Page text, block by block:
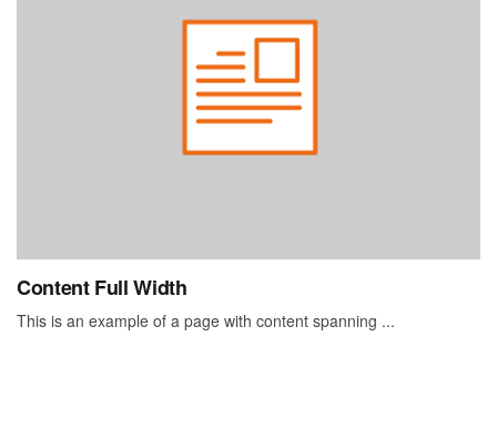
Content Full Width
This is an example of a page with content spanning ...